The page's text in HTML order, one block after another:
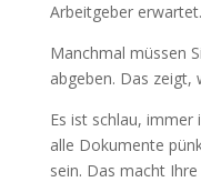
Arbeitgeber
Manchmal müssen
abgeben. Das zeigt,
Es ist schlau, immer
alle Dokumente
sein. Das macht